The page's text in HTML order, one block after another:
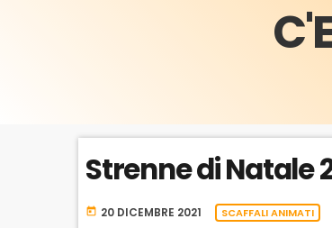
Strenne di Natale
today 20 DICEMBRE 2021 SCAFFALI ANIMATI